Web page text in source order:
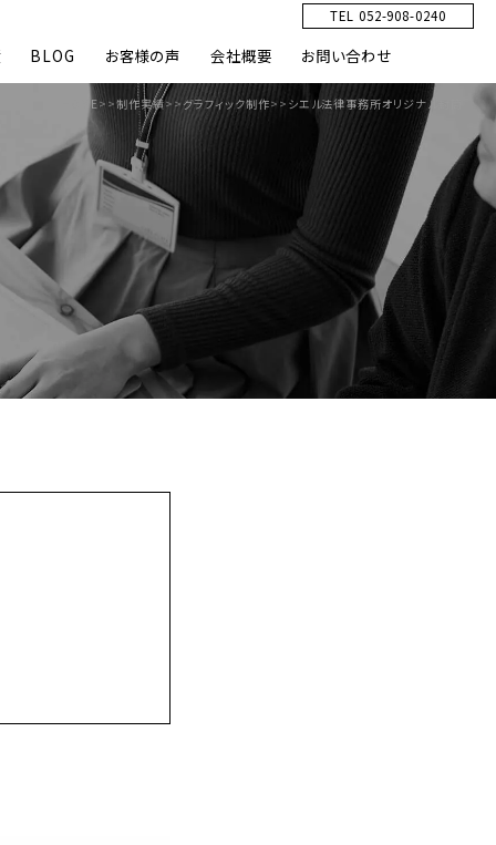
BLOG お客様の声 会社概要 お問い合わせ
TEL 052-908-0240
HOME>>制作実績>>グラフィック制作>> シエル法律事務所オリジナル封筒